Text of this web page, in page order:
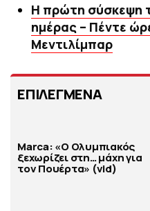
Η πρώτη σύσκεψη
ημέρας – Πέντε
Μεντιλίμπαρ
ΕΠΙΛΕΓΜΕΝΑ
Marca: «Ο Ολυμπιακός
ξεχωρίζει στη… μάχη για
τον Πουέρτα» (vid)